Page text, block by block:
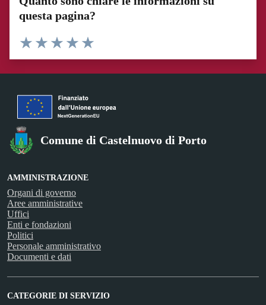
questa pagina?
Comune di Castelnuovo di Porto
AMMINISTRAZIONE
Organi di governo
Aree amministrative
Uffici
Enti e fondazioni
Politici
Personale amministrativo
Documenti e dati
CATEGORIE DI SERVIZIO